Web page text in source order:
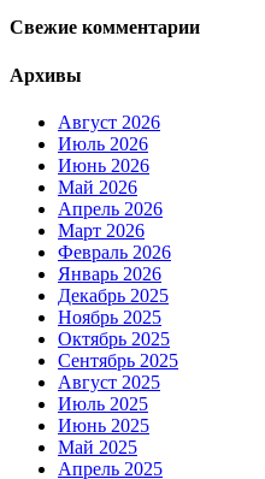
Свежие комментарии
Архивы
Август 2026
Июль 2026
Июнь 2026
Май 2026
Апрель 2026
Март 2026
Февраль 2026
Январь 2026
Декабрь 2025
Ноябрь 2025
Октябрь 2025
Сентябрь 2025
Август 2025
Июль 2025
Июнь 2025
Май 2025
Апрель 2025